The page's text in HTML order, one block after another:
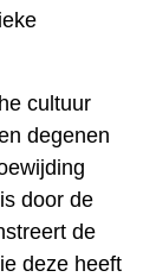
cultuur
degenen
door de
de
deze heeft